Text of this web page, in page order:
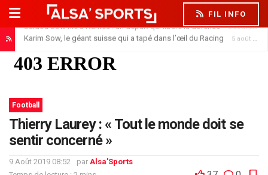
FIL INFO
Saïdou Sow file à Nantes : un départ qui libère la défense
Karim Sow, le géant suisse qui a tapé dans l’œil du Racing 5 août 2026
Football
Thierry Laurey : « Tout le monde doit se
sentir concerné »
9 Août 2019 08:52 par Alsa'Sports